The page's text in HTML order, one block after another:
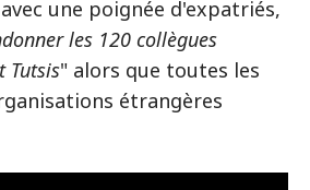
une poignée d'expatriés,
les 120 collègues
Tutsis" alors que toutes les
étrangères